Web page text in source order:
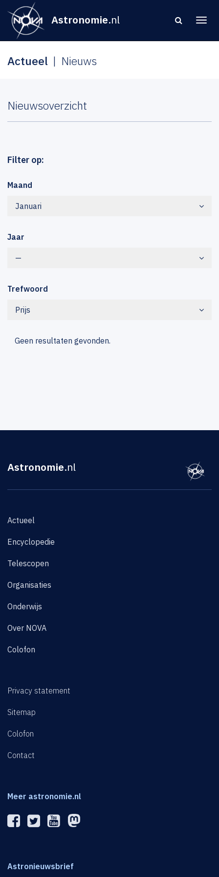
Astronomie.nl
Actueel Nieuws
Nieuwsoverzicht
Filter op:
Maand
Januari
Jaar
—
Trefwoord
Prijs
Geen resultaten gevonden.
Astronomie.nl
Actueel
Encyclopedie
Telescopen
Organisaties
Onderwijs
Over NOVA
Colofon
Privacy statement
Sitemap
Colofon
Contact
Meer astronomie.nl
Astronieuwsbrief